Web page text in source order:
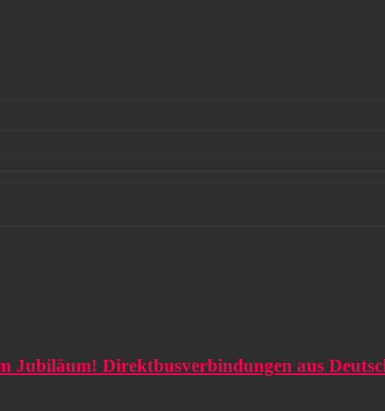
Jubiläum! Direktbusverbindungen aus